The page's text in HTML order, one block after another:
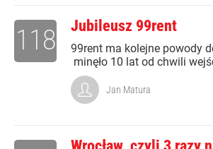
Jubileusz 99rent
99rent ma kolejne powody
minęło 10 lat od chwili
118
Jan Matura